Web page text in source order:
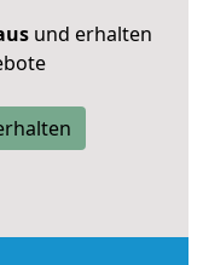
und erhalten